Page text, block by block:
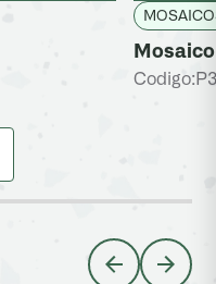
Codigo: